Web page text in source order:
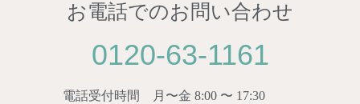
お電話でのお問い合わせ
0120-63-1161
電話受付時間 月〜金 8:00 〜 17:30